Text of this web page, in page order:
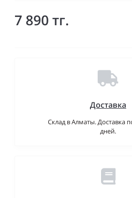
7 890 тг.
Доставка
Склад в Алматы. Доставка
дней.